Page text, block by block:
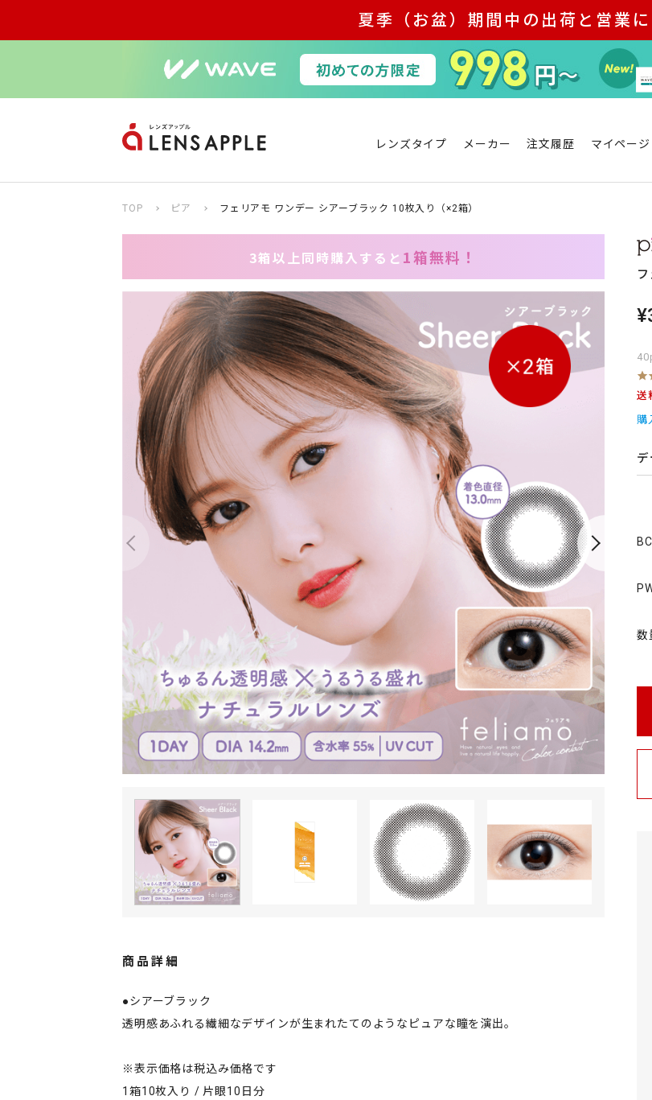
夏季（お盆）期間中の出荷と営業に
レンズタイプ メーカー 注文履歴 マイページ
TOP ピア フェリアモ ワンデー シアーブラック 10枚入り（×2箱）
3箱以上同時購入すると 1箱無料！
商品詳細
●シアーブラック
透明感あふれる繊細なデザインが生まれたてのようなピュアな瞳を演出。
※表示価格は税込み価格です
1箱10枚入り / 片眼10日分
送
購
数